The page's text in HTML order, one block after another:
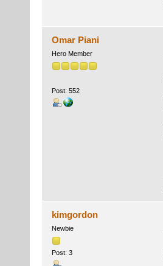
Omar Piani
Hero Member
Post: 552
kimgordon
Newbie
Post: 3